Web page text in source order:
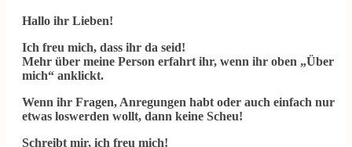
Hallo ihr Lieben!
Ich freu mich, dass ihr da seid!
Mehr über meine Person erfahrt ihr, wenn ihr oben „Über
mich“ anklickt.
Wenn ihr Fragen, Anregungen habt oder auch einfach nur
etwas loswerden wollt, dann keine Scheu!
Schreibt mir, ich freu mich!